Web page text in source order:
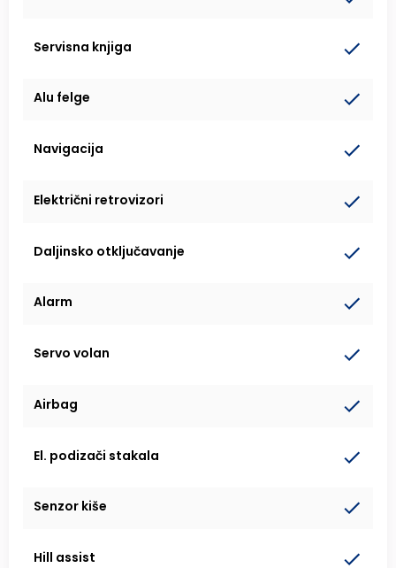
Servisna knjiga
Alu felge
Navigacija
Električni retrovizori
Daljinsko otključavanje
Alarm
Servo volan
Airbag
El. podizači stakala
Senzor kiše
Hill assist